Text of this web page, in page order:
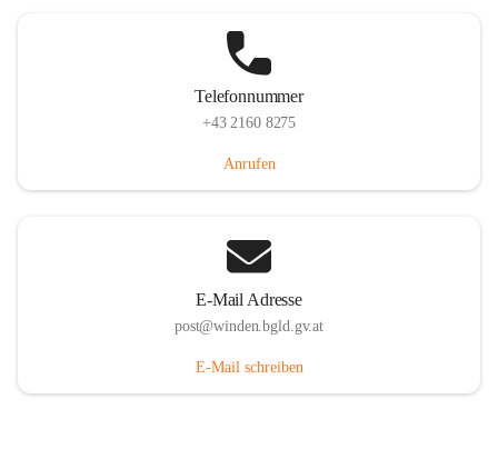
Telefonnummer
+43 2160 8275
Anrufen
E-Mail Adresse
post@winden.bgld.gv.at
E-Mail schreiben